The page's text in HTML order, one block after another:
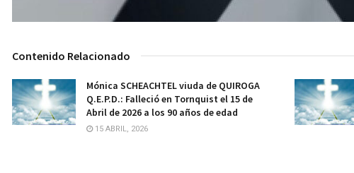
Contenido Relacionado
Mónica SCHEACHTEL viuda de QUIROGA
Q.E.P.D.: Falleció en Tornquist el 15 de
Abril de 2026 a los 90 años de edad
15 ABRIL, 2026